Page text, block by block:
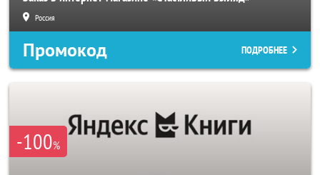
Россия
Промокод ПОДРОБНЕЕ
-100%